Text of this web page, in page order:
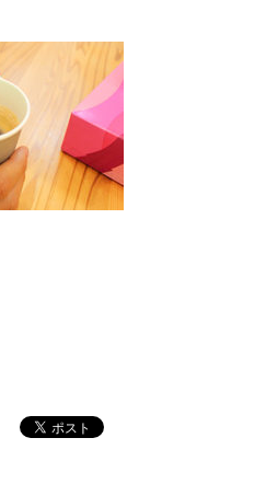
ツアーや、村民の4倍が集う謝肉祭、村
ど、村で体験できるあれやこれやをご紹
駅」や鉱山跡地にある学校を活用した
！